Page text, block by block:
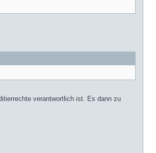
verantwortlich ist. Es dann zu